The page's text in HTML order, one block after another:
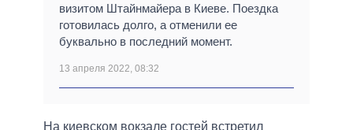
визитом Штайнмайера в Киеве. Поездка
готовилась долго, а отменили ее
буквально в последний момент.
13 апреля 2022, 08:32
На киевском вокзале гостей встретил